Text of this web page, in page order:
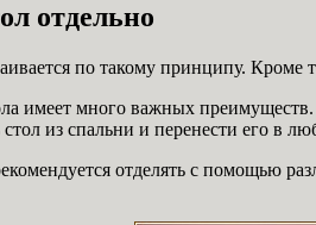
отдельно
по такому принципу.
имеет много важных
из спальни и перенести его в
отделять с помощью